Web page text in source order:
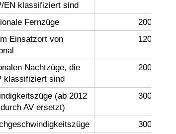
EN klassifiziert sind
Fernzüge
200
Einsatzort von
120
Nachtzüge, die
klassifiziert sind
200
(ab 2012
AV ersetzt)
300
300